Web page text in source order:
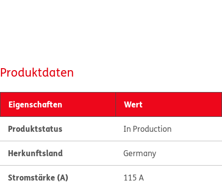
Produktdaten
Eigenschaften Wert
Produktstatus In Production
Herkunftsland Germany
Stromstärke (A) 115 A